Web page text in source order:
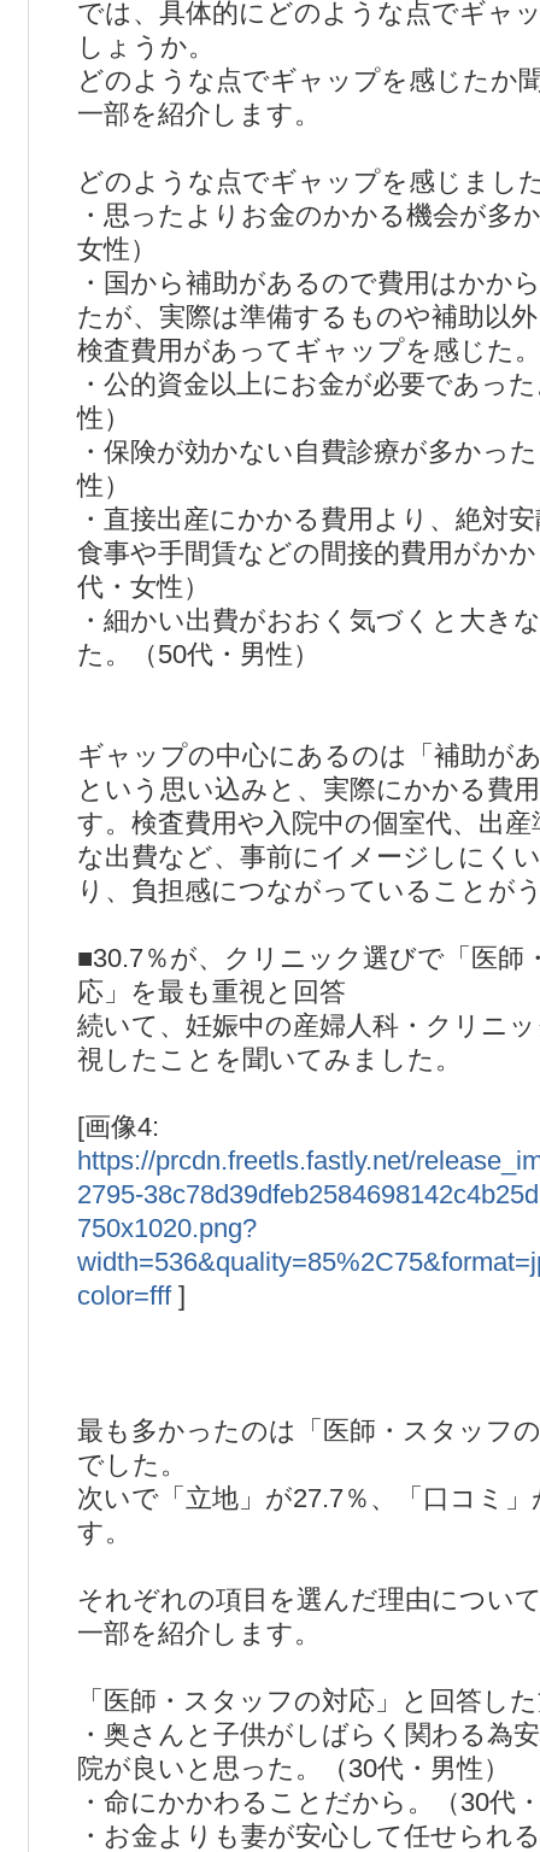
では、具体的にどのような点でギャ
しょうか。
どのような点でギャップを感じたか
一部を紹介します。
どのような点でギャップを感じまし
・思ったよりお金のかかる機会が多
女性）
・国から補助があるので費用はかか
たが、実際は準備するものや補助以
検査費用があってギャップを感じた
・公的資金以上にお金が必要であっ
性）
・保険が効かない自費診療が多かっ
性）
・直接出産にかかる費用より、絶対
食事や手間賃などの間接的費用がか
代・女性）
・細かい出費がおおく気づくと大き
た。（50代・男性）
ギャップの中心にあるのは「補助が
という思い込みと、実際にかかる費
す。検査費用や入院中の個室代、出
な出費など、事前にイメージしにく
り、負担感につながっていることが
■30.7％が、クリニック選びで「医師
応」を最も重視と回答
続いて、妊娠中の産婦人科・クリニ
視したことを聞いてみました。
[画像4:
https://prcdn.freetls.fastly.net/
2795-
750x1020.png?
color=fff]
最も多かったのは「医師・スタッフ
でした。
次いで「立地」が27.7％、「口コミ
す。
それぞれの項目を選んだ理由につい
一部を紹介します。
「医師・スタッフの対応」と回答し
・奥さんと子供がしばらく関わる為
院が良いと思った。（30代・男性）
・命にかかわることだから。（30代
・お金よりも妻が安心して任せられ